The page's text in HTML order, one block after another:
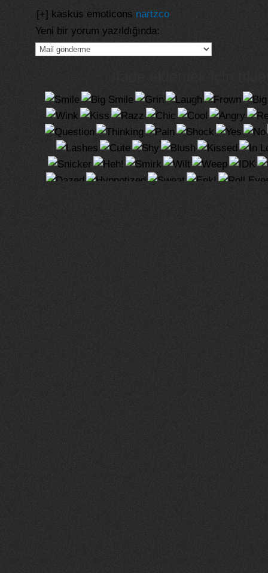
[+] kaskus emoticons nartzco
Yeni bir yorum yazıldığında: